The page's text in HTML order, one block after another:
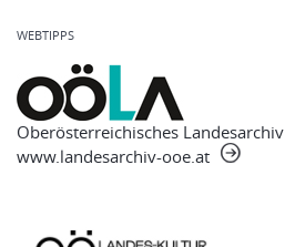
WEBTIPPS
Oberösterreichisches Landesarchiv
www.landesarchiv-ooe.at